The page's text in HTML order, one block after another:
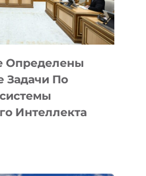
Определены
Задачи По
Интеллекта